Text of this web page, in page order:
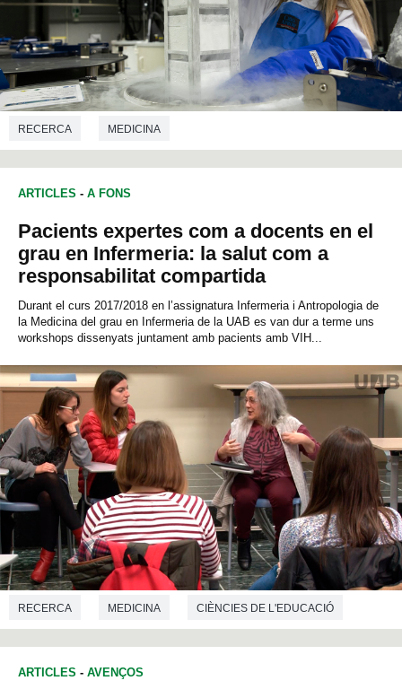
RECERCA MEDICINA
ARTICLES - A FONS
Pacients expertes com a docents en el
grau en Infermeria: la salut com a
responsabilitat compartida
Durant el curs 2017/2018 en l’assignatura Infermeria i Antropologia de
la Medicina del grau en Infermeria de la UAB es van dur a terme uns
workshops dissenyats juntament amb pacients amb VIH...
RECERCA MEDICINA CIÈNCIES DE L'EDUCACIÓ
ARTICLES - AVENÇOS